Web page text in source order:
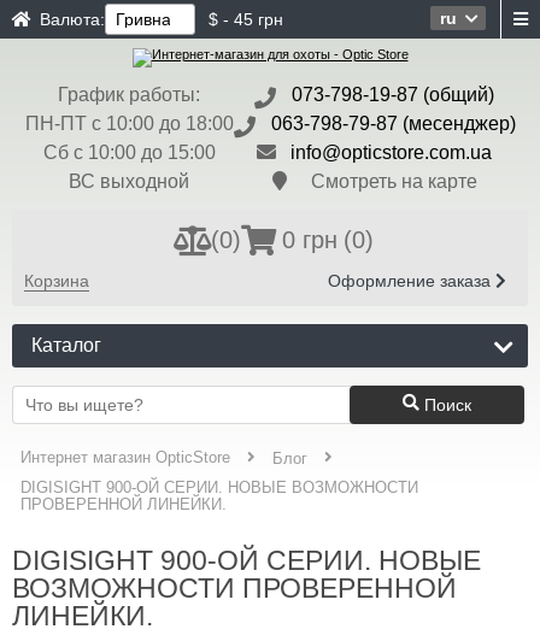
ru
Валюта: $ - 45 грн
График работы:
ПН-ПТ с 10:00 до 18:00
Сб с 10:00 до 15:00
ВС выходной
073-798-19-87 (общий)
063-798-79-87 (месенджер)
info@opticstore.com.ua
Смотреть на карте
(0) 0 грн (0)
Корзина Оформление заказа
Каталог
Поиск
Интернет магазин OpticStore
Блог
DIGISIGHT 900-ОЙ СЕРИИ. НОВЫЕ ВОЗМОЖНОСТИ
ПРОВЕРЕННОЙ ЛИНЕЙКИ.
DIGISIGHT 900-ОЙ СЕРИИ. НОВЫЕ
ВОЗМОЖНОСТИ ПРОВЕРЕННОЙ
ЛИНЕЙКИ.